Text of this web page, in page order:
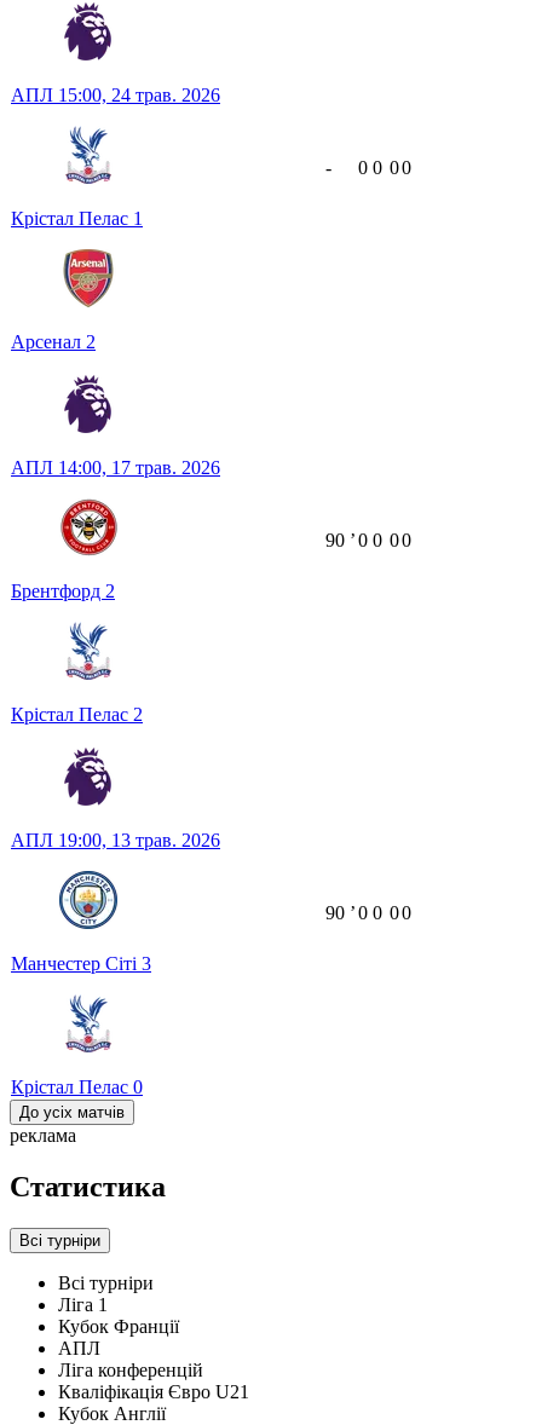
АПЛ 15:00, 24 трав. 2026
Крістал Пелас 1
Арсенал 2
- 0 0 00
АПЛ 14:00, 17 трав. 2026
Брентфорд 2
Крістал Пелас 2
90 ʼ0 0 00
АПЛ 19:00, 13 трав. 2026
Манчестер Сіті 3
Крістал Пелас 0
90 ʼ0 0 00
До усіх матчів
реклама
Статистика
Всі турніри
Всі турніри
Ліга 1
Кубок Франції
АПЛ
Ліга конференцій
Кваліфікація Євро U21
Кубок Англії